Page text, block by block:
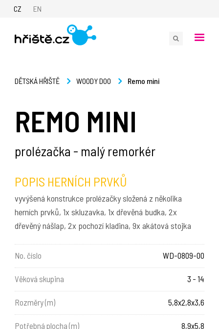
CZ EN
DĚTSKÁ HŘIŠTĚ WOODY DOO Remo mini
REMO MINI
prolézačka - malý remorkér
POPIS HERNÍCH PRVKŮ
vyvýšená konstrukce prolézačky složená z několika
herních prvků, 1x skluzavka, 1x dřevěná budka, 2x
dřevěný nášlap, 2x pochozí kladina, 9x akátová stojka
No. číslo WD-0809-00
Věková skupina 3 - 14
Rozměry (m) 5,8x2,8x3,6
Potřebná plocha (m) 8,9x5,8